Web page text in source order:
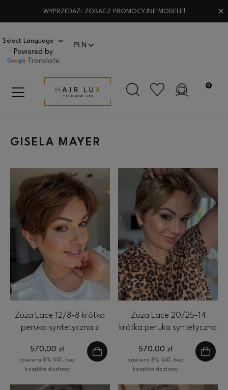
WYPRZEDAŻ: ZOBACZ PROMOCYJNE MODELE!
Powered by
Translate
GISELA MAYER
Zuza Lace 12/8-8 krótka
peruka syntetyczna z
grzywką Gisela Mayer
570,00 zł
zawiera 8% VAT, bez
kosztów dostawy
Zuza Lace 20/25-14
krótka peruka syntetyczna
z grzywką Gisela Mayer
570,00 zł
zawiera 8% VAT, bez
kosztów dostawy